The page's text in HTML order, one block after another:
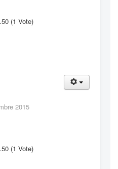
(1 Vote)
2015
(1 Vote)